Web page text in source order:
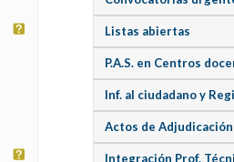
Listas abiertas
P.A.S. en Centros
Inf. al ciudadano y
Actos de Adjudicación
Integración Prof.